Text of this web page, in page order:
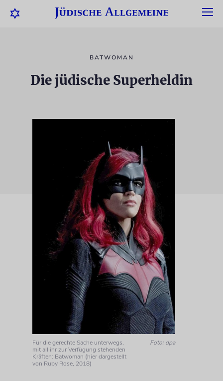
BATWOMAN
Die jüdische Superheldin
Für die gerechte Sache unterwegs,
mit all ihr zur Verfügung stehenden
Kräften: Batwoman (hier dargestellt
von Ruby Rose, 2018)
Foto: dpa